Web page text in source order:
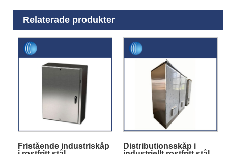
Relaterade produkter
Fristående industriskåp
Distributionsskåp i